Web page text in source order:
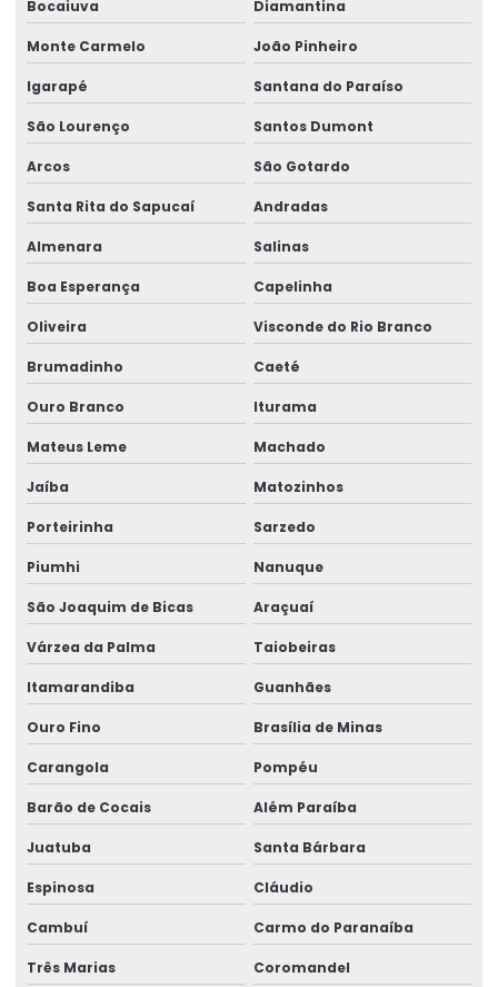
Ribbon
Ribbon 110x300 Cera Resina
Ribbon 110x300 Com Alta Tecnologia
Ribbon 110x450 De Alta Performance
Ribbon 110x450 Para Impressoras Térmicas
Ribbon 110x74 Alta Resistência
Ribbon Com Alta Resistência E Durabilidade
Ribbon De Cera
Ribbon De Impressão
Ribbon Misto Para Impressão
Ribbon Para Impressão De Código De Barras
Ribbon Resina Alta Performance
Ribbons Tag Gondolas
Rótulo Adesivo Para Congelados
Rótulo Balança Impressora
Rótulo De Preço Personalizado Para Comércio
Rótulo Para Produtos Congelados Em Lojas
Rótulo Térmico Para Embalagens
Rótulo Termo Sensível
Bocaiuva Diamantina
Monte Carmelo João Pinheiro
Igarapé Santana do Paraíso
São Lourenço Santos Dumont
Arcos São Gotardo
Santa Rita do Sapucaí Andradas
Almenara Salinas
Boa Esperança Capelinha
Oliveira Visconde do Rio Branco
Brumadinho Caeté
Ouro Branco Iturama
Mateus Leme Machado
Jaíba Matozinhos
Porteirinha Sarzedo
Piumhi Nanuque
São Joaquim de Bicas Araçuaí
Várzea da Palma Taiobeiras
Itamarandiba Guanhães
Ouro Fino Brasília de Minas
Carangola Pompéu
Barão de Cocais Além Paraíba
Juatuba Santa Bárbara
Espinosa Cláudio
Cambuí Carmo do Paranaíba
Três Marias Coromandel